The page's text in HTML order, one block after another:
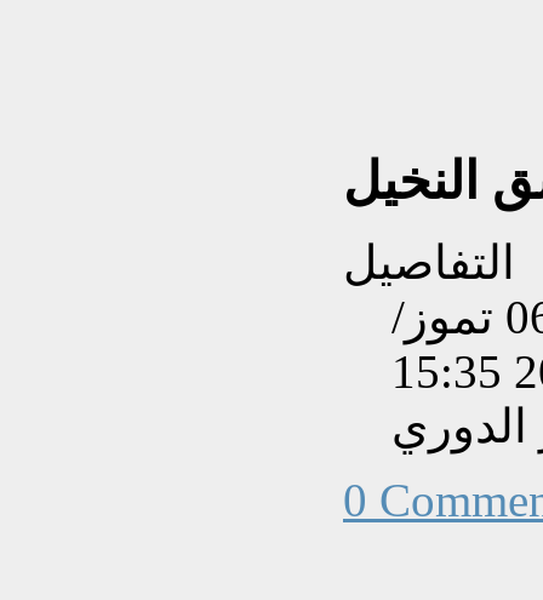
النخيل
التفاصيل
تم إنشاءه بتاريخ الإثنين, 06 تموز/
0